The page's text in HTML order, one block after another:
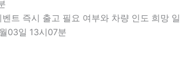
벤트 즉시 출고 필요 여부와 차량 인도 희망 일
03일 13시07분